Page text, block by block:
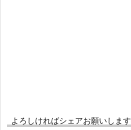
よろしければシェアお願いします